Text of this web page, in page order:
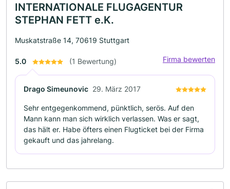
INTERNATIONALE FLUGAGENTUR
STEPHAN FETT e.K.
Muskatstraße 14, 70619 Stuttgart
5.0 (1 Bewertung) Firma bewerten
Drago Simeunovic 29. März 2017
Sehr entgegenkommend, pünktlich, serös. Auf den
Mann kann man sich wirklich verlassen. Was er sagt,
das hält er. Habe öfters einen Flugticket bei der Firma
gekauft und das jahrelang.